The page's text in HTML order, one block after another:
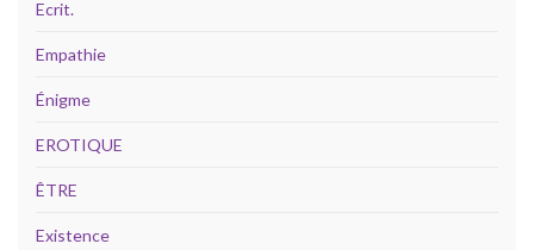
Ecrit.
Empathie
Énigme
EROTIQUE
ÊTRE
Existence